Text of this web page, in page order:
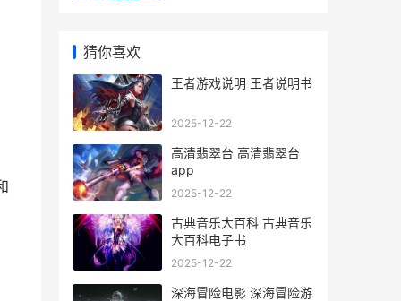
猜你喜欢
王者游戏说明 王者说明书
2025-12-22
高清翡翠台 高清翡翠台
app
2025-12-22
古典音乐大百科 古典音乐
大百科电子书
2025-12-22
深海冒险电影 深海冒险游